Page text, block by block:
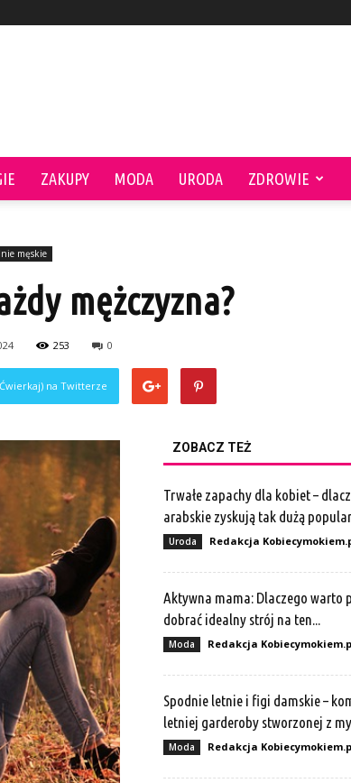
ZAKUPY MODA URODA ZDROWIE
męskie
mężczyzna?
253 0
na Twitterze
ZOBACZ TEŻ
Trwałe zapachy dla kobiet –
arabskie zyskują tak dużą
Uroda Redakcja
Aktywna mama: Dlaczego warto
dobrać idealny strój na ten...
Moda Redakcja
Spodnie letnie i figi damskie –
letniej garderoby stworzonej z
Moda Redakcja